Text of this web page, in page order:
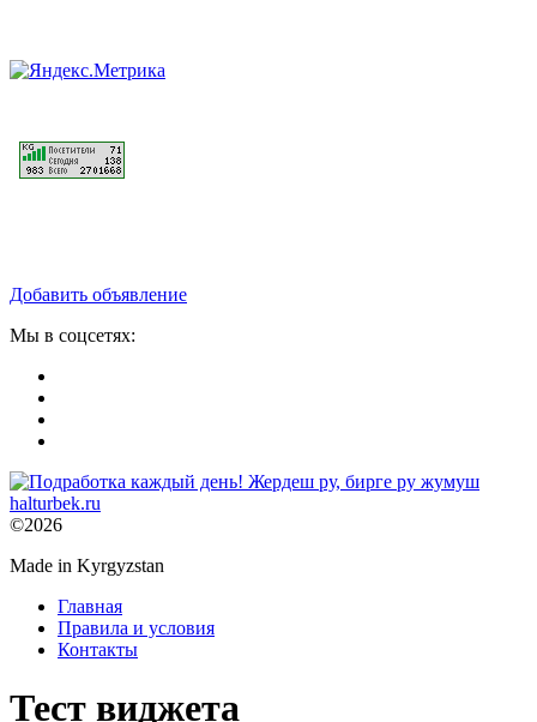
Добавить объявление
Мы в соцсетях:
©2026
Made in Kyrgyzstan
Главная
Правила и условия
Контакты
Тест виджета